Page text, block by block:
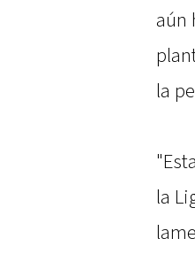
aún
la
la